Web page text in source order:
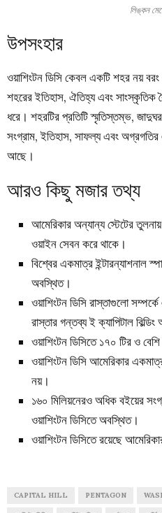
লিঙ্কন
উপসংহার
ওয়াশিংটন ডিসি কেবল একটি শহর নয়
শহরের ইতিহাস, ঐতিহ্য এবং সাংস্কৃতিক
ধরে। শহরটির প্রতিটি স্মৃতিস্তম্ভ,
সংগ্রাম, ইতিহাস, সাফল্য এবং অগ্রগতির
আছে।
আরও কিছু মজার তথ্য
আমেরিকার অন্যান্য স্টেটের
ওয়াইন সেবন করে থাকে।
বিশ্বের একমাত্র ইন্টারন্যাশনাল
অবস্থিত।
ওয়াশিংটন ডিসি রাস্তাগুলো
রাস্তার গন্তব্য ই ক্যাপিটাল
ওয়াশিংটন ডিসিতে ১৭০ টির ও
ওয়াশিংটন ডিসি আমেরিকার
নয়।
১৬০ মিলিয়নেরও অধিক বইয়ের
ওয়াশিংটন ডিসিতে অবস্থিত।
ওয়াশিংটন ডিসিতে রয়েছে
CAPITAL HILL PENTAGON